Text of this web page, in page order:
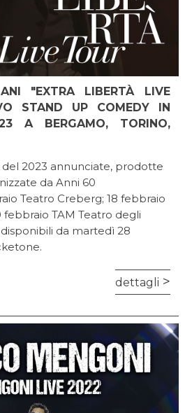
"EXTRA LIBERTÀ LIVE
STAND UP COMEDY IN
A BERGAMO, TORINO,
2023 annunciate, prodotte
da Anni 60
Teatro Creberg; 18 febbraio
febbraio TAM Teatro degli
da martedì 28
dettagli